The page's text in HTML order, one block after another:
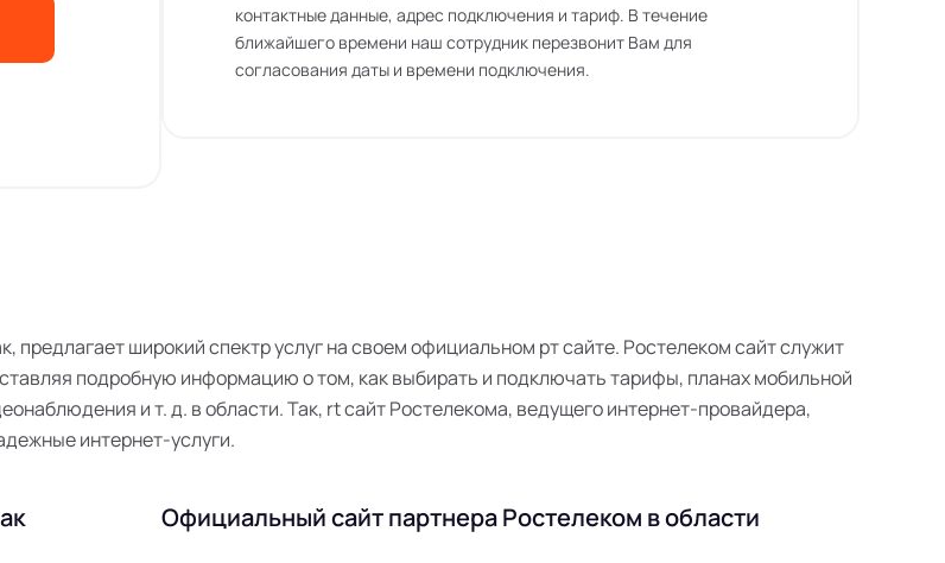
контактные данные, адрес подключения и тариф. В течение
ближайшего времени наш сотрудник перезвонит Вам для
согласования даты и времени подключения.
предлагает широкий спектр услуг на своем официальном рт сайте. Ростелеком сайт служит
подробную информацию о том, как выбирать и подключать тарифы, планах мобильной
и т. д. в области. Так, rt сайт Ростелекома, ведущего интернет-провайдера,
интернет-услуги.
Официальный сайт партнера Ростелеком в области